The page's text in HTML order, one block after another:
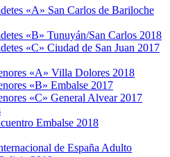
«A» San Carlos de Bariloche
«B» Tunuyán/San Carlos 2018
«C» Ciudad de San Juan 2017
«A» Villa Dolores 2018
«B» Embalse 2017
«C» General Alvear 2017
Embalse 2018
de España Adulto